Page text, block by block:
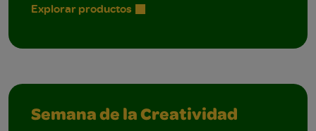
Explorar productos
Semana de la Creatividad